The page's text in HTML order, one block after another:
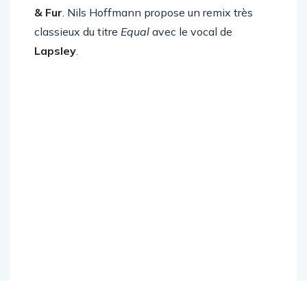
magnifique revisite Melodic House par le duo
& Fur. Nils Hoffmann propose un remix très
classieux du titre